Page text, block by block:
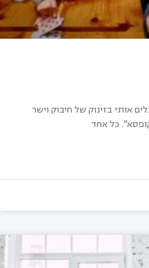
אותי בזינוק של חיבוק וישר
כל אחד